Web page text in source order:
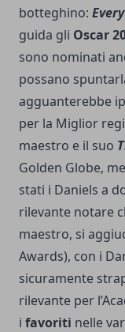
botteghino:
guida gli Oscar
sono nominati
possano
agguanterebbe
per la Miglior
maestro e il suo
Golden Globe,
stati i Daniels a
rilevante notare
maestro, si
Awards), con i
sicuramente
rilevante per
i favoriti nelle